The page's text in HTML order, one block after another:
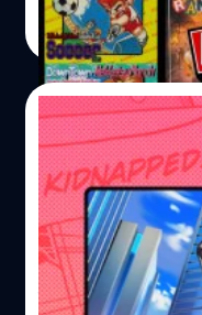
https://
Double Dragon &
รีส์เกม Double
รวมถึงซีรีส์เกม
Read More
04/07/2019
WayForward
River City Girls
WayForward เปิดตั
จีรนาถ เรืองทรัพย์|